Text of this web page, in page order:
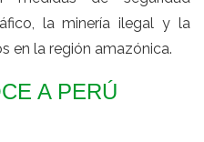
la minería ilegal y la
en la región amazónica.
A PERÚ